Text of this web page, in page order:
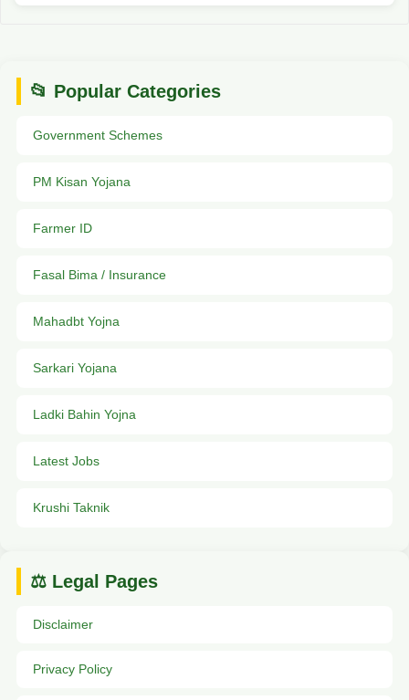
📂 Popular Categories
Government Schemes
PM Kisan Yojana
Farmer ID
Fasal Bima / Insurance
Mahadbt Yojna
Sarkari Yojana
Ladki Bahin Yojna
Latest Jobs
Krushi Taknik
⚖️ Legal Pages
Disclaimer
Privacy Policy